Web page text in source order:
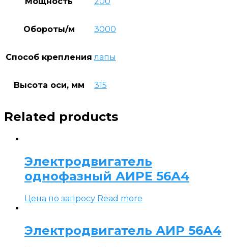
Обороты/м 3000
Способ крепления лапы
Высота оси, мм 315
Related products
Электродвигатель
однофазный АИРЕ 56А4
Цена по запросу Read more
Электродвигатель АИР 56А4